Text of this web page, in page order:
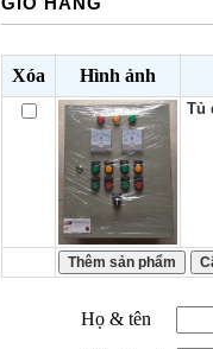
Xóa Hình ảnh
Tủ
Họ & tên